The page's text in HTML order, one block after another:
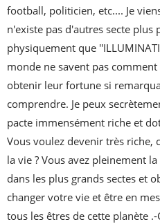
football, politicien, etc.... Je
n'existe pas d'autres secte
physiquement que
monde ne savent pas
obtenir leur fortune si
comprendre. Je peux
pacte immensément riche et
Vous voulez devenir très riche,
la vie ? Vous avez pleinement
dans les plus grands sectes et
changer votre vie et être en
tous les êtres de cette planète